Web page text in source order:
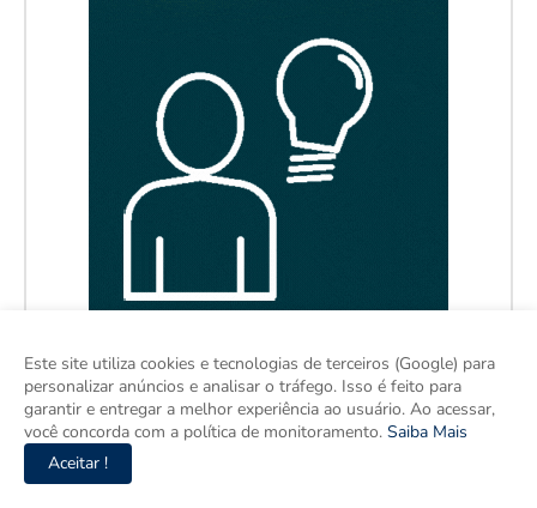
Este site utiliza cookies e tecnologias de terceiros (Google) para
personalizar anúncios e analisar o tráfego. Isso é feito para
garantir e entregar a melhor experiência ao usuário. Ao acessar,
você concorda com a política de monitoramento. Saiba Mais
Aceitar !